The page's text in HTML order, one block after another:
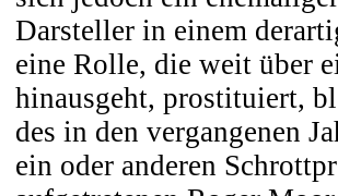
Darsteller in einem
eine Rolle, die weit über
hinausgeht, prostituiert,
des in den vergangenen
ein oder anderen